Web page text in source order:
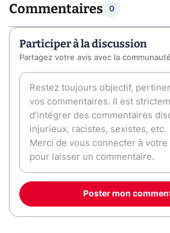
Commentaires 0
Participer à la discussion
Partagez votre avis avec la
Poster mon